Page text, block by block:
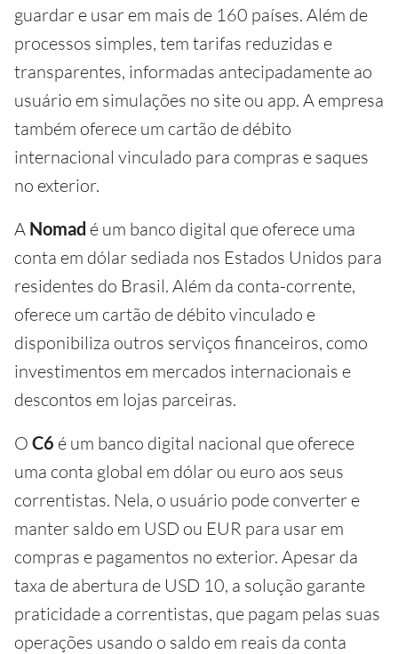
guardar e usar em mais de 160 países. Além de
processos simples, tem tarifas reduzidas e
transparentes, informadas antecipadamente ao
usuário em simulações no site ou app. A empresa
também oferece um cartão de débito
internacional vinculado para compras e saques
no exterior.
A Nomad é um banco digital que oferece uma
conta em dólar sediada nos Estados Unidos para
residentes do Brasil. Além da conta-corrente,
oferece um cartão de débito vinculado e
disponibiliza outros serviços financeiros, como
investimentos em mercados internacionais e
descontos em lojas parceiras.
O C6 é um banco digital nacional que oferece
uma conta global em dólar ou euro aos seus
correntistas. Nela, o usuário pode converter e
manter saldo em USD ou EUR para usar em
compras e pagamentos no exterior. Apesar da
taxa de abertura de USD 10, a solução garante
praticidade a correntistas, que pagam pelas suas
operações usando o saldo em reais da conta